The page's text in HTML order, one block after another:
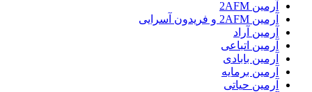
آرمین 2AFM
آرمین 2AFM و فریدون آسرایی
آرمین آراد
آرمین اتباعی
آرمین بابادی
آرمین برمایه
آرمین حیاتی